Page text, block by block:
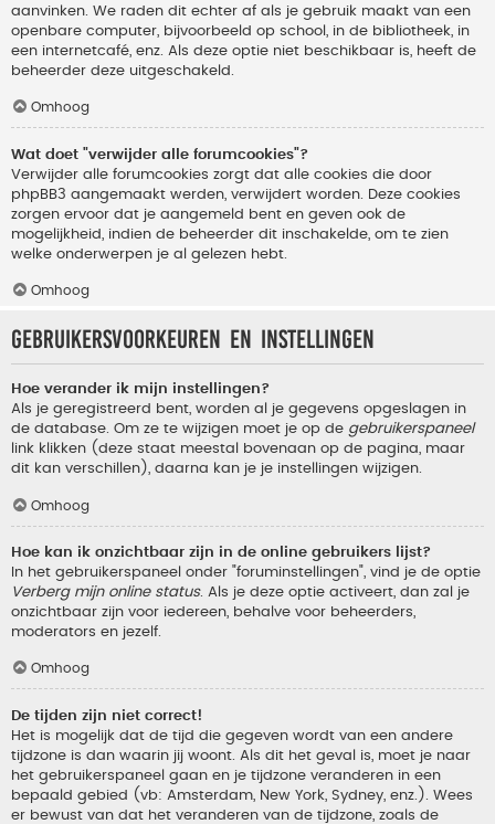
aanvinken. We raden dit echter af als je gebruik maakt van een
openbare computer, bijvoorbeeld op school, in de bibliotheek, in
een internetcafé, enz. Als deze optie niet beschikbaar is, heeft de
beheerder deze uitgeschakeld.
Omhoog
Wat doet "verwijder alle forumcookies"?
Verwijder alle forumcookies zorgt dat alle cookies die door
phpBB3 aangemaakt werden, verwijdert worden. Deze cookies
zorgen ervoor dat je aangemeld bent en geven ook de
mogelijkheid, indien de beheerder dit inschakelde, om te zien
welke onderwerpen je al gelezen hebt.
Omhoog
Gebruikersvoorkeuren en instellingen
Hoe verander ik mijn instellingen?
Als je geregistreerd bent, worden al je gegevens opgeslagen in
de database. Om ze te wijzigen moet je op de gebruikerspaneel
link klikken (deze staat meestal bovenaan op de pagina, maar
dit kan verschillen), daarna kan je je instellingen wijzigen.
Omhoog
Hoe kan ik onzichtbaar zijn in de online gebruikers lijst?
In het gebruikerspaneel onder "foruminstellingen", vind je de optie
Verberg mijn online status. Als je deze optie activeert, dan zal je
onzichtbaar zijn voor iedereen, behalve voor beheerders,
moderators en jezelf.
Omhoog
De tijden zijn niet correct!
Het is mogelijk dat de tijd die gegeven wordt van een andere
tijdzone is dan waarin jij woont. Als dit het geval is, moet je naar
het gebruikerspaneel gaan en je tijdzone veranderen in een
bepaald gebied (vb: Amsterdam, New York, Sydney, enz.). Wees
er bewust van dat het veranderen van de tijdzone, zoals de